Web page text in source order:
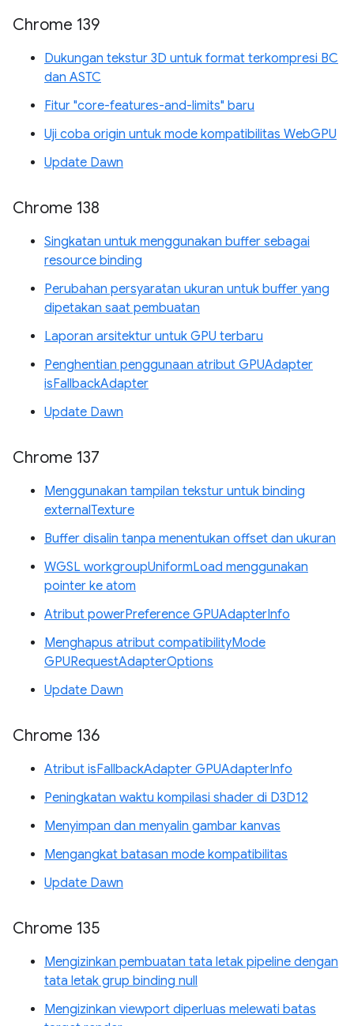
Chrome 139
Dukungan tekstur 3D untuk format terkompresi BC
dan ASTC
Fitur "core-features-and-limits" baru
Uji coba origin untuk mode kompatibilitas WebGPU
Update Dawn
Chrome 138
Singkatan untuk menggunakan buffer sebagai
resource binding
Perubahan persyaratan ukuran untuk buffer yang
dipetakan saat pembuatan
Laporan arsitektur untuk GPU terbaru
Penghentian penggunaan atribut GPUAdapter
isFallbackAdapter
Update Dawn
Chrome 137
Menggunakan tampilan tekstur untuk binding
externalTexture
Buffer disalin tanpa menentukan offset dan ukuran
WGSL workgroupUniformLoad menggunakan
pointer ke atom
Atribut powerPreference GPUAdapterInfo
Menghapus atribut compatibilityMode
GPURequestAdapterOptions
Update Dawn
Chrome 136
Atribut isFallbackAdapter GPUAdapterInfo
Peningkatan waktu kompilasi shader di D3D12
Menyimpan dan menyalin gambar kanvas
Mengangkat batasan mode kompatibilitas
Update Dawn
Chrome 135
Mengizinkan pembuatan tata letak pipeline dengan
tata letak grup binding null
Mengizinkan viewport diperluas melewati batas